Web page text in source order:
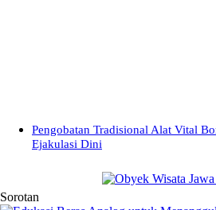
Pengobatan Tradisional Alat Vital
Ejakulasi Dini
Sorotan